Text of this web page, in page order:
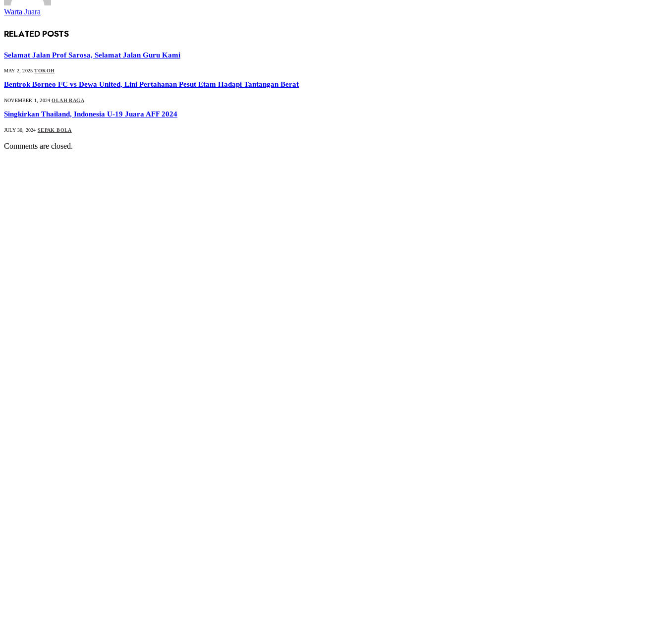
Warta Juara
RELATED POSTS
Selamat Jalan Prof Sarosa, Selamat Jalan Guru Kami
MAY 2, 2025 TOKOH
Bentrok Borneo FC vs Dewa United, Lini Pertahanan Pesut Etam Hadapi Tantangan Berat
NOVEMBER 1, 2024 OLAH RAGA
Singkirkan Thailand, Indonesia U-19 Juara AFF 2024
JULY 30, 2024 SEPAK BOLA
Comments are closed.